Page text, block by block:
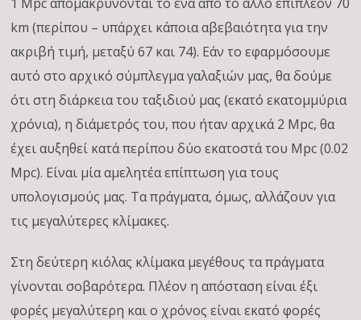
1 Mpc απομακρύνονται το ένα από το άλλο επιπλέον 70
km (περίπου – υπάρχει κάποια αβεβαιότητα για την
ακριβή τιμή, μεταξύ 67 και 74). Εάν το εφαρμόσουμε
αυτό στο αρχικό σύμπλεγμα γαλαξιών μας, θα δούμε
ότι στη διάρκεια του ταξιδιού μας (εκατό εκατομμύρια
χρόνια), η διάμετρός του, που ήταν αρχικά 2 Mpc, θα
έχει αυξηθεί κατά περίπου δύο εκατοστά του Mpc (0.02
Mpc). Είναι μία αμελητέα επίπτωση για τους
υπολογισμούς μας. Τα πράγματα, όμως, αλλάζουν για
τις μεγαλύτερες κλίμακες.
Στη δεύτερη κιόλας κλίμακα μεγέθους τα πράγματα
γίνονται σοβαρότερα. Πλέον η απόσταση είναι έξι
φορές μεγαλύτερη και ο χρόνος είναι εκατό φορές